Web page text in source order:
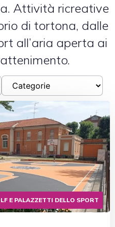
Attività ricreative
di tortona, dalle
all’aria aperta ai
E PALAZZETTI DELLO SPORT